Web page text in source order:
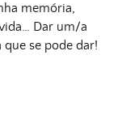
memória,
Dar um/a
se pode dar!